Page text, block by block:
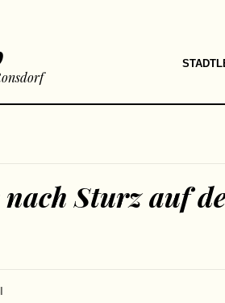
Sturz auf